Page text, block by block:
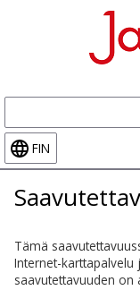
FIN
Tämä
Internet-karttapalvelu
saavutettavuuden on